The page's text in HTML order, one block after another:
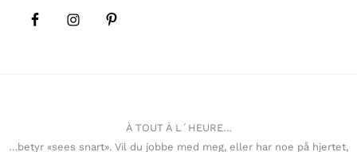
À TOUT À L´HEURE…
…betyr «sees snart». Vil du jobbe med meg, eller har noe på hjertet,